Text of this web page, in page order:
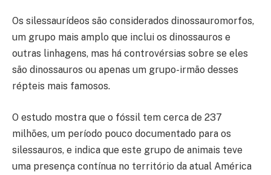
Os silessaurídeos são considerados dinossauromorfos,
um grupo mais amplo que inclui os dinossauros e
outras linhagens, mas há controvérsias sobre se eles
são dinossauros ou apenas um grupo-irmão desses
répteis mais famosos.
O estudo mostra que o fóssil tem cerca de 237
milhões, um período pouco documentado para os
silessauros, e indica que este grupo de animais teve
uma presença contínua no território da atual América